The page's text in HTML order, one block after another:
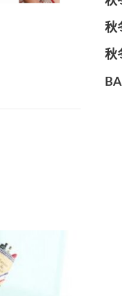
秋
秋